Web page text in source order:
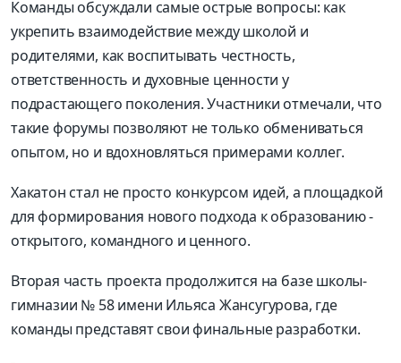
Команды обсуждали самые острые вопросы: как
укрепить взаимодействие между школой и
родителями, как воспитывать честность,
ответственность и духовные ценности у
подрастающего поколения. Участники отмечали, что
такие форумы позволяют не только обмениваться
опытом, но и вдохновляться примерами коллег.
Хакатон стал не просто конкурсом идей, а площадкой
для формирования нового подхода к образованию -
открытого, командного и ценного.
Вторая часть проекта продолжится на базе школы-
гимназии № 58 имени Ильяса Жансугурова, где
команды представят свои финальные разработки.